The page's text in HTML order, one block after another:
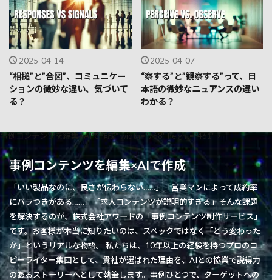
2025-04-14
“相槌”と”合図”、コミュニケー
ションの微妙な違い、気づいて
る？
2025-04-07
“察する”と”観察する”って、日
本語の微妙なニュアンスの違い
わかる？
事例コンテンツを編集×AIで作成" width="768" height="461" >
事例コンテンツを編集×AIで作成
「いい製品なのに、良さが伝わらない……」「営業マンによって成約率
にバラつきがある……」「求人コンテンツが説明的すぎる」そんな課題
を解決するのが、株式会社アワードの「事例コンテンツ制作サービス」
です。お客様が本当に知りたいのは、スペックではなく「どう変わった
か」というリアルな物語。 私たちは、10年以上の経験を持つプロのコ
ピーライター集団として、貴社が選ばれた理由を、AIとの協業で説得力
のあるストーリーへとして執筆します。事例ひとつで、ターゲットへの